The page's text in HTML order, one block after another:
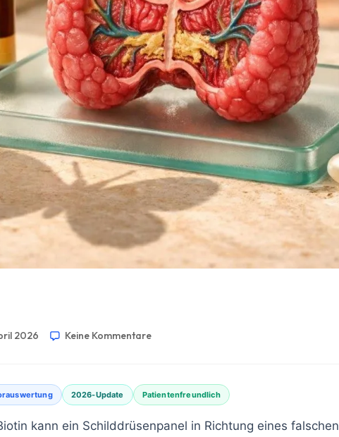
2026 Keine Kommentare
2026-Update Patientenfreundlich
kann ein Schilddrüsenpanel in Richtung eines falschen